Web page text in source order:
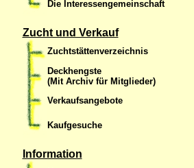
Die Interessengemeinschaft
Zucht und Verkauf
Zuchtstättenverzeichnis
Deckhengste
(Mit Archiv für Mitglieder)
Verkaufsangebote
Kaufgesuche
Information